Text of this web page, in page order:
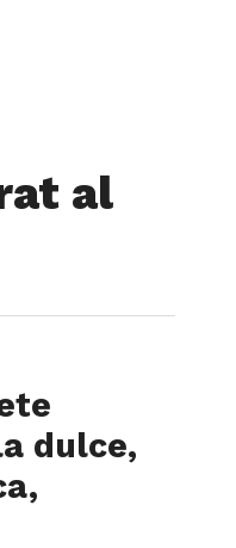
al
dulce,